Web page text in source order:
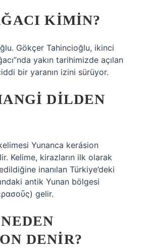
KIMIN?
Gökçer Tahincioğlu, ikinci
yakın tarihimizde açılan
bir yaranın izini sürüyor.
DILDEN
Yunanca kerásion
Kelime, kirazların ilk olarak
inanılan Türkiye’deki
antik Yunan bölgesi
gelir.
DENIR?